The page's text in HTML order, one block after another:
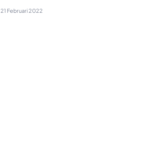
21 Februari 2022